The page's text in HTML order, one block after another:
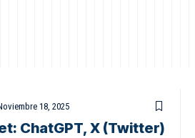
18, 2025
ChatGPT, X (Twitter)